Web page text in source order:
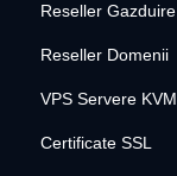
Reseller Gazduire
Reseller Domenii
VPS Servere KVM
Certificate SSL